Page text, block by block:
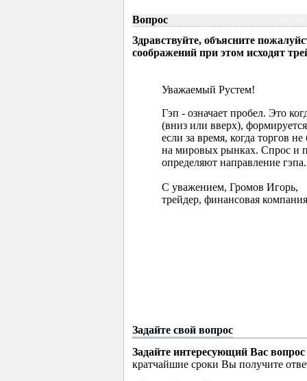
Вопрос
Здравствуйте, объясните
соображений при этом исходят
Уважаемый Рустем!
Гэп - означает пробел. Это
(вниз или вверх),
если за время, когда торгов
на мировых рынках. Спрос и
определяют направление гэпа.
С уважением, Громов Игорь,
трейдер, финансовая
Задайте свой вопрос
Задайте интересующий Вас вопрос
кратчайшие сроки Вы получите